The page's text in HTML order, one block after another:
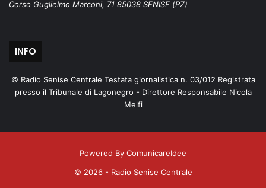
Corso Guglielmo Marconi, 71 85038 SENISE (PZ)
INFO
© Radio Senise Centrale Testata giornalistica n. 03/012 Registrata
presso il Tribunale di Lagonegro - Direttore Responsabile Nicola
Melfi
Powered By ComunicareIdee
© 2026 - Radio Senise Centrale